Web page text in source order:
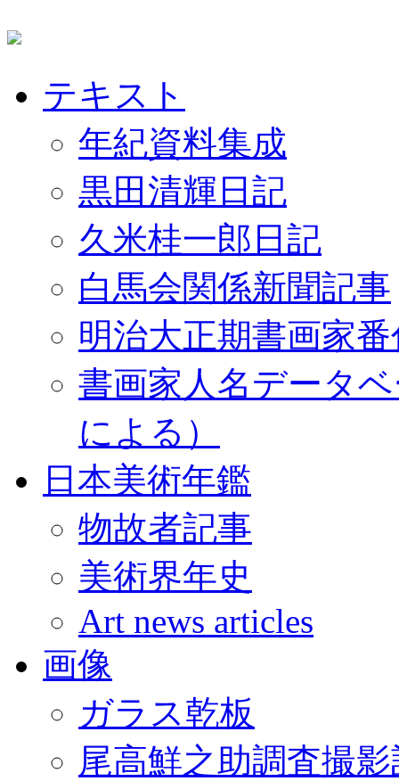
テキスト
年紀資料集成
黒田清輝日記
久米桂一郎日記
白馬会関係新聞記事
明治大正期書画家
書画家人名データ
による）
日本美術年鑑
物故者記事
美術界年史
Art news articles
画像
ガラス乾板
尾高鮮之助調査撮